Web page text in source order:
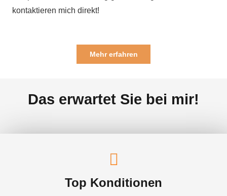
kontaktieren mich direkt!
Mehr erfahren
Das erwartet Sie bei mir!
Top Konditionen